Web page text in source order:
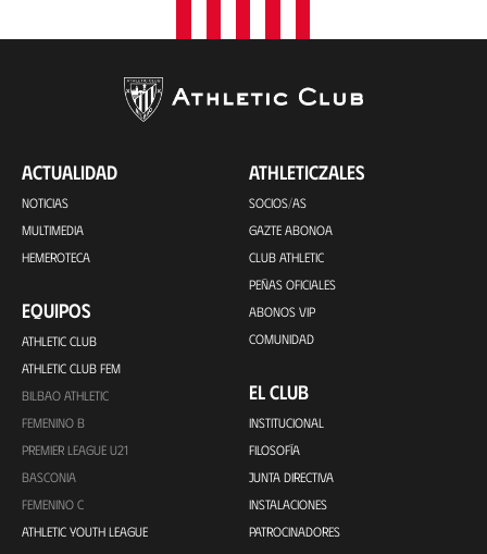
ACTUALIDAD
NOTICIAS
MULTIMEDIA
HEMEROTECA
EQUIPOS
ATHLETIC CLUB
ATHLETIC CLUB FEM
BILBAO ATHLETIC
FEMENINO B
PREMIER LEAGUE U21
BASCONIA
FEMENINO C
ATHLETIC YOUTH LEAGUE
ATHLETICZALES
SOCIOS/AS
GAZTE ABONOA
CLUB ATHLETIC
PEÑAS OFICIALES
ABONOS VIP
COMUNIDAD
EL CLUB
INSTITUCIONAL
FILOSOFÍA
JUNTA DIRECTIVA
INSTALACIONES
PATROCINADORES